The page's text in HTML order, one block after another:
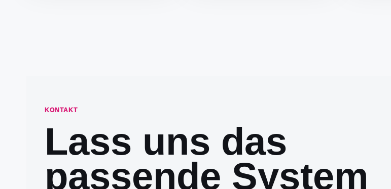
KONTAKT
Lass uns das
passende System